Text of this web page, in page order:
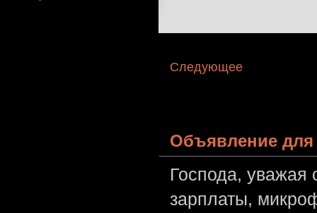
Следующее
Объявление для
Господа,
зарплаты,